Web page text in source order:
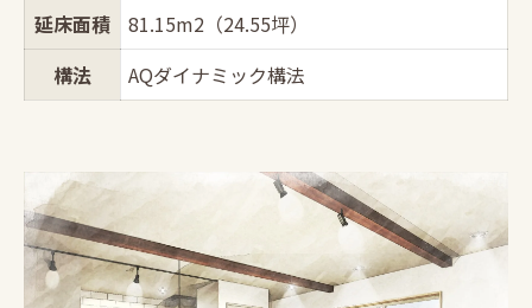
延床面積
81.15m2（24.55坪）
構法
AQダイナミック構法